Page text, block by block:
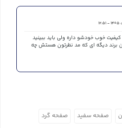
خوب خودشو داره ولی باید ببینید
برند دیگه ای که مد نظرتون هستش چه
صفحه سفید صفحه گرد